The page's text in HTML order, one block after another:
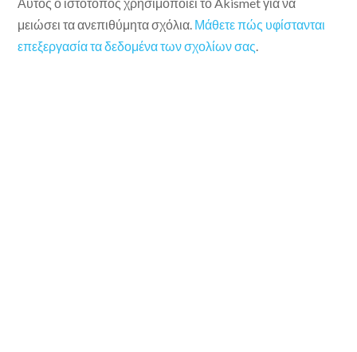
μειώσει τα ανεπιθύμητα σχόλια. Μάθετε πώς υφίστανται
επεξεργασία τα δεδομένα των σχολίων σας.